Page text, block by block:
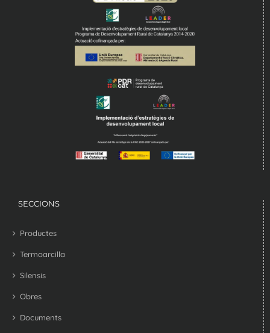
SECCIONS
Productes
Termoarcilla
Silensis
Obres
Documents